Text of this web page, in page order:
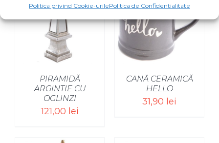
Politica privind Cookie-urilePolitica de Confidentialitate
PIRAMIDĂ
ARGINTIE CU
OGLINZI
121,00 lei
/
CANĂ CERAMICĂ
HELLO
31,90 lei